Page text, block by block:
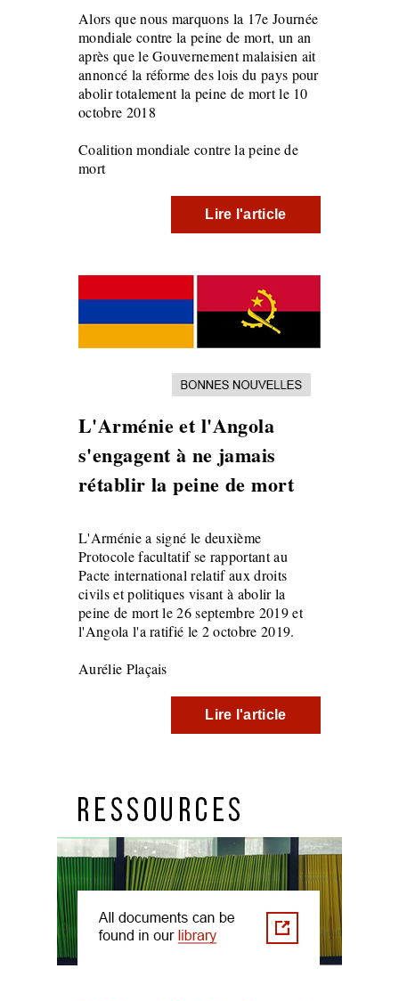
Alors que nous marquons la 17e Journée
mondiale contre la peine de mort, un an
après que le Gouvernement malaisien ait
annoncé la réforme des lois du pays pour
abolir totalement la peine de mort le 10
octobre 2018
Coalition mondiale contre la peine de
mort
Lire l'article
L'Arménie et l'Angola
s'engagent à ne jamais
rétablir la peine de mort
L'Arménie a signé le deuxième
Protocole facultatif se rapportant au
Pacte international relatif aux droits
civils et politiques visant à abolir la
peine de mort le 26 septembre 2019 et
l'Angola l'a ratifié le 2 octobre 2019.
Aurélie Plaçais
Lire l'article